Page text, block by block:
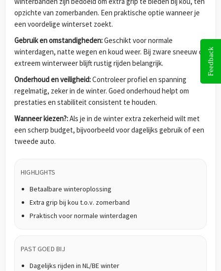
opzichte van zomerbanden. Een praktische optie wanneer je
een voordelige winterset zoekt.
Gebruik en omstandigheden:Geschikt voor normale
winterdagen, natte wegen en koud weer. Bij zware sneeuw of
extreem winterweer blijft rustig rijden belangrijk.
Onderhoud en veiligheid:Controleer profiel en spanning
regelmatig, zeker in de winter. Goed onderhoud helpt om
prestaties en stabiliteit consistent te houden.
Wanneer kiezen?:Als je in de winter extra zekerheid wilt met
een scherp budget, bijvoorbeeld voor dagelijks gebruik of een
tweede auto.
HIGHLIGHTS
Betaalbare winteroplossing
Extra grip bij kou t.o.v. zomerband
Praktisch voor normale winterdagen
PAST GOED BIJ
Dagelijks rijden in NL/BE winter
Feedback